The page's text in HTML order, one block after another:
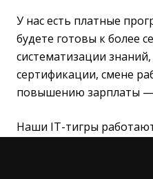
У нас есть платные
будете готовы к более
систематизации
сертификации, смене
повышению зарплаты —
Наши IT-тигры